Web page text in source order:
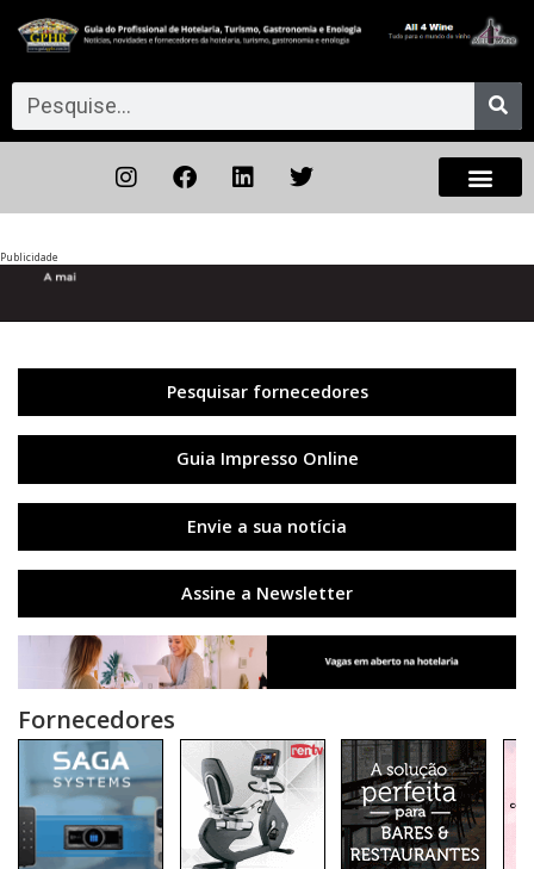
Publicidade
Pesquisar fornecedores
Guia Impresso Online
Envie a sua notícia
Assine a Newsletter
Fornecedores